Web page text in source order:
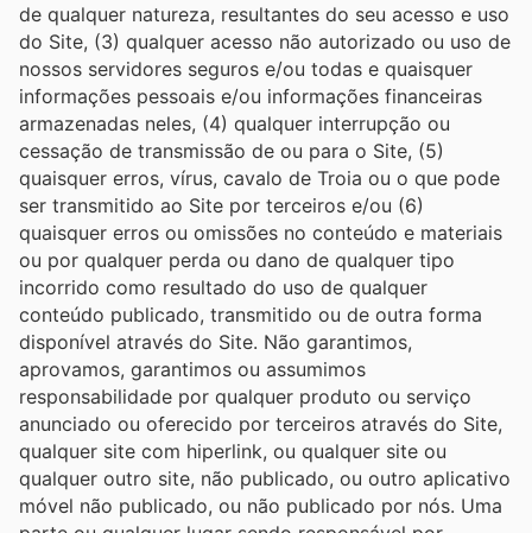
de qualquer natureza, resultantes do seu acesso e uso
do Site, (3) qualquer acesso não autorizado ou uso de
nossos servidores seguros e/ou todas e quaisquer
informações pessoais e/ou informações financeiras
armazenadas neles, (4) qualquer interrupção ou
cessação de transmissão de ou para o Site, (5)
quaisquer erros, vírus, cavalo de Troia ou o que pode
ser transmitido ao Site por terceiros e/ou (6)
quaisquer erros ou omissões no conteúdo e materiais
ou por qualquer perda ou dano de qualquer tipo
incorrido como resultado do uso de qualquer
conteúdo publicado, transmitido ou de outra forma
disponível através do Site. Não garantimos,
aprovamos, garantimos ou assumimos
responsabilidade por qualquer produto ou serviço
anunciado ou oferecido por terceiros através do Site,
qualquer site com hiperlink, ou qualquer site ou
qualquer outro site, não publicado, ou outro aplicativo
móvel não publicado, ou não publicado por nós. Uma